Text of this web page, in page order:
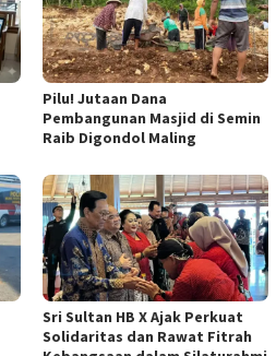
Pilu! Jutaan Dana
Pembangunan Masjid di Semin
Raib Digondol Maling
Sri Sultan HB X Ajak Perkuat
Solidaritas dan Rawat Fitrah